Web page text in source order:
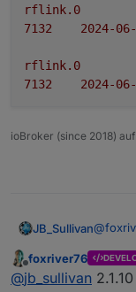
rflink.0
rflink.0
ioBroker (since 2018)
JB_Sullivan@
Es
den
Offline
foxriver76
@jb_sullivan